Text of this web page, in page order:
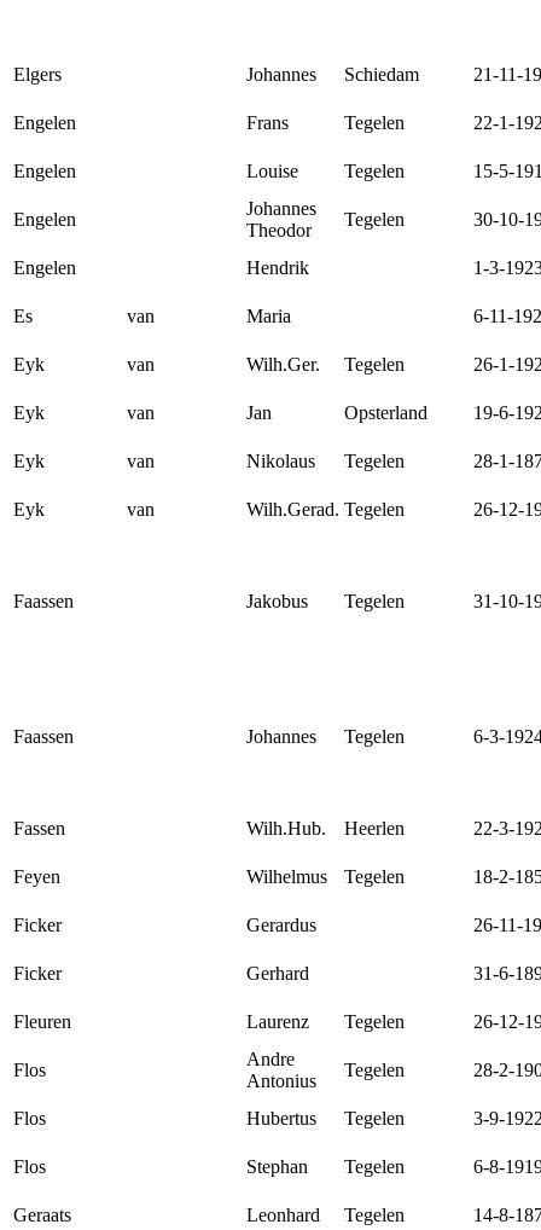
Elgers Johannes Schiedam 21-11-
Engelen Frans Tegelen 22-1-
Engelen Louise Tegelen 15-5-
Engelen
Johannes
Theodor
Tegelen 30-10-
Engelen Hendrik 1-3-
Es van Maria 6-11-
Eyk van Wilh.Ger. Tegelen 26-1-
Eyk van Jan Opsterland 19-6-
Eyk van Nikolaus Tegelen 28-1-
Eyk van Wilh.Gerad. Tegelen 26-12-
Faassen Jakobus Tegelen 31-10-
Faassen Johannes Tegelen 6-3-
Fassen Wilh.Hub. Heerlen 22-3-
Feyen Wilhelmus Tegelen 18-2-
Ficker Gerardus 26-11-
Ficker Gerhard 31-6-
Fleuren Laurenz Tegelen 26-12-
Flos
Andre
Antonius
Tegelen 28-2-
Flos Hubertus Tegelen 3-9-
Flos Stephan Tegelen 6-8-
Geraats Leonhard Tegelen 14-8-